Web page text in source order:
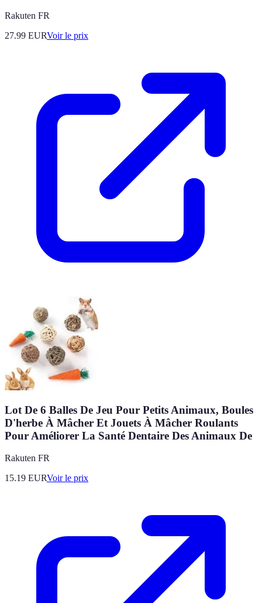
Rakuten FR
27.99 EURVoir le prix
Lot De 6 Balles De Jeu Pour Petits Animaux, Boules
D'herbe À Mâcher Et Jouets À Mâcher Roulants
Pour Améliorer La Santé Dentaire Des Animaux De
Rakuten FR
15.19 EURVoir le prix